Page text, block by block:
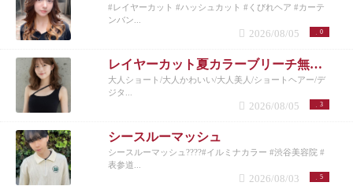
#レイヤーカット #ハッシュカット #くびれヘア #カーテ
ンバン...
0
2026/08/05
レイヤーカット夏カラーブリーチ無しカラー
大人ショート/大人かわいい/大人美人/ショートヘアー/デ
ジタ...
3
2026/08/05
シースルーマッシュ
シースルーマッシュ????#イルミナカラー #渋谷美容院 #
表参道...
5
2026/08/03